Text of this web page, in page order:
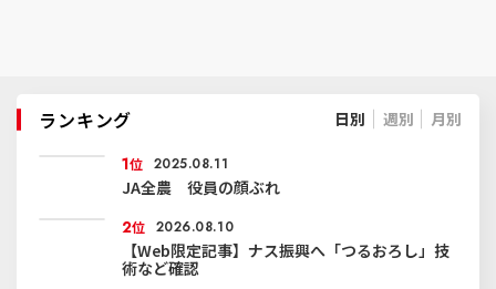
ランキング 日別 週別 月別
1位 2025.08.11
JA全農 役員の顔ぶれ
2位 2026.08.10
【Web限定記事】ナス振興へ「つるおろし」技
術など確認